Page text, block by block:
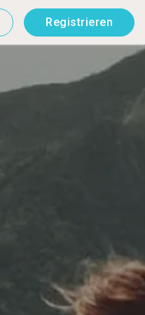
Registrieren